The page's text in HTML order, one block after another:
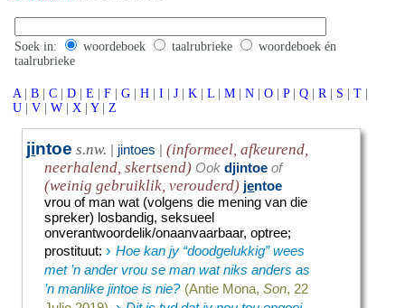
Soek in: woordeboek taalrubrieke
woordeboek én
taalrubrieke
A | B | C | D | E | F | G | H | I | J | K | L | M | N | O | P | Q | R | S | T |
U | V | W | X | Y | Z
jintoe s.nw. | jintoes | (informeel, afkeurend,
neerhalend, skertsend) Ook djintoe of
(weinig gebruiklik, verouderd) jentoe
vrou of man wat (volgens die mening van die
spreker) losbandig, seksueel
onverantwoordelik/onaanvaarbaar, optree;
prostituut:› Hoe kan jy “doodgelukkig” wees
met ’n ander vrou se man wat niks anders as
’n manlike jintoe is nie? (Antie Mona,Son, 22